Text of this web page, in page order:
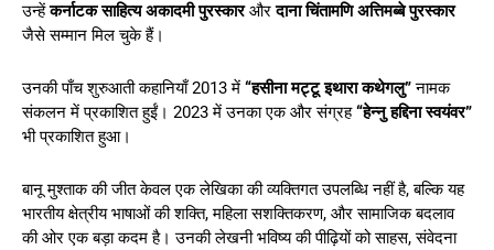
उन्हेंकर्नाटक साहित्य अकादमी पुरस्कारऔरदाना चिंतामणि अत्तिमब्बे पुरस्कार
जैसे सम्मान मिल चुके हैं।
उनकी पाँच शुरुआती कहानियाँ 2013 में “हसीना मट्टू इथारा कथेगलु”नामक
संकलन में प्रकाशित हुईं। 2023 में उनका एक और संग्रह“हेन्नु हद्दिना स्वयंवर”
भी प्रकाशित हुआ।
बानू मुश्ताक की जीत केवल एक लेखिका की व्यक्तिगत उपलब्धि नहीं है, बल्कि यह
भारतीय क्षेत्रीय भाषाओं की शक्ति, महिला सशक्तिकरण, और सामाजिक बदलाव
की ओर एक बड़ा कदम है। उनकी लेखनी भविष्य की पीढ़ियों को साहस, संवेदना